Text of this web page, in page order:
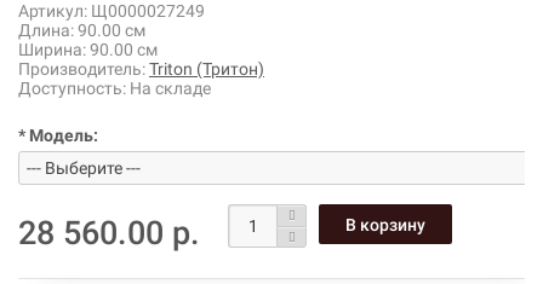
Артикул: Щ0000027249
Длина:90.00 см
Ширина:90.00 см
Производитель:Triton (Тритон)
Доступность: На складе
* Модель:
28 560.00 р.